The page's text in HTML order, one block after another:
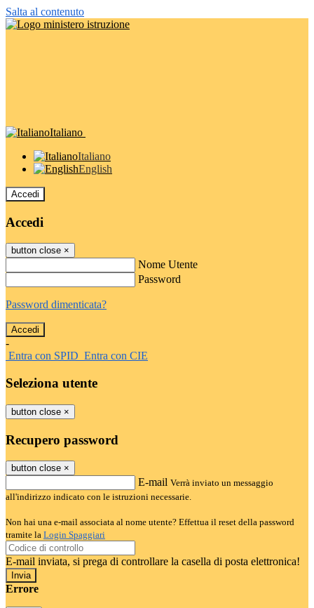
Salta al contenuto
Italiano
Italiano
English
Accedi
Accedi
button close ×
Nome Utente
Password
Password dimenticata?
-
Entra con SPID Entra con CIE
Seleziona utente
button close ×
Recupero password
button close ×
E-mail Verrà inviato un messaggio
all'indirizzo indicato con le istruzioni necessarie.
Non hai una e-mail associata al nome utente? Effettua il reset della password
tramite la Login Spaggiari
E-mail inviata, si prega di controllare la casella di posta elettronica!
Errore